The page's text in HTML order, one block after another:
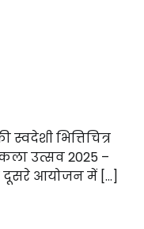
भित्तिचित्र
उत्सव 2025 –
दूसरे आयोजन में […]